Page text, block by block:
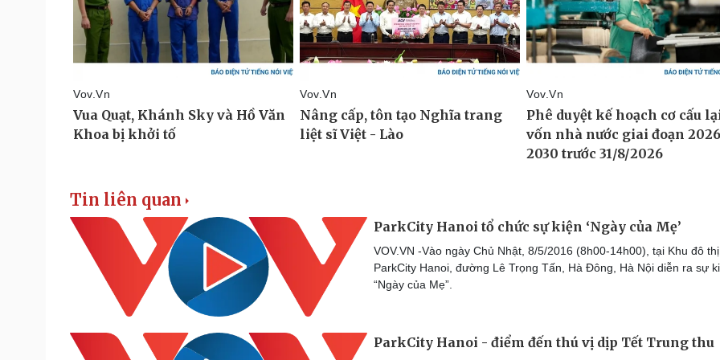
Tin liên quan
ParkCity Hanoi tổ chức sự kiện ‘Ngày của Mẹ’
VOV.VN -Vào ngày Chủ Nhật, 8/5/2016 (8h00-14h00), tại Khu đô thị
ParkCity Hanoi, đường Lê Trọng Tấn, Hà Đông, Hà Nội diễn ra sự
“Ngày của Mẹ”.
ParkCity Hanoi - điểm đến thú vị dịp Tết Trung thu